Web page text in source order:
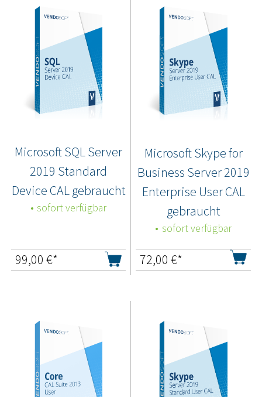
Microsoft SQL Server
2019 Standard
Device CAL gebraucht
sofort verfügbar
99,00 €*
Microsoft Skype for
Business Server 2019
Enterprise User CAL
gebraucht
sofort verfügbar
72,00 €*